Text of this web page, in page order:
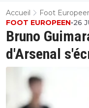
Accueil Foot
Bruno
d'Arsenal
FOOT EUROPEEN•26